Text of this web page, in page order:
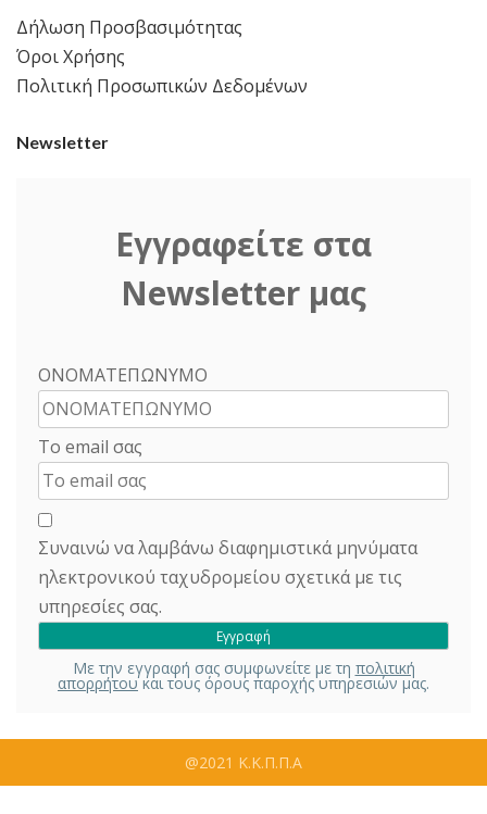
Δήλωση Προσβασιμότητας
Όροι Χρήσης
Πολιτική Προσωπικών Δεδομένων
Newsletter
Εγγραφείτε στα
Newsletter μας
ΟΝΟΜΑΤΕΠΩΝΥΜΟ
Το email σας
Συναινώ να λαμβάνω διαφημιστικά μηνύματα
ηλεκτρονικού ταχυδρομείου σχετικά με τις
υπηρεσίες σας.
Με την εγγραφή σας συμφωνείτε με τη πολιτική
απορρήτουκαι τους όρους παροχής υπηρεσιών μας.
@2021 Κ.Κ.Π.Π.Α